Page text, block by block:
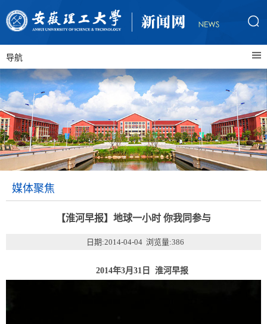
导航
媒体聚焦
【淮河早报】地球一小时 你我同参与
日期:2014-04-04 浏览量:386
2014年3月31日 淮河早报